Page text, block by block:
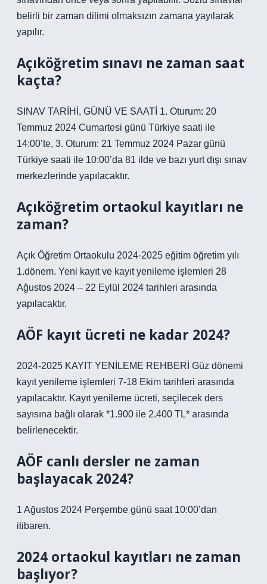
belirli bir zaman dilimi olmaksızın zamana yayılarak
yapılır.
Açıköğretim sınavı ne zaman saat
kaçta?
SINAV TARİHİ, GÜNÜ VE SAATİ 1. Oturum: 20
Temmuz 2024 Cumartesi günü Türkiye saati ile
14:00’te, 3. Oturum: 21 Temmuz 2024 Pazar günü
Türkiye saati ile 10:00’da 81 ilde ve bazı yurt dışı sınav
merkezlerinde yapılacaktır.
Açıköğretim ortaokul kayıtları ne
zaman?
Açık Öğretim Ortaokulu 2024-2025 eğitim öğretim yılı
1.dönem. Yeni kayıt ve kayıt yenileme işlemleri 28
Ağustos 2024 – 22 Eylül 2024 tarihleri ​​arasında
yapılacaktır.
AÖF kayıt ücreti ne kadar 2024?
2024-2025 KAYIT YENİLEME REHBERİ Güz dönemi
kayıt yenileme işlemleri 7-18 Ekim tarihleri ​​arasında
yapılacaktır. Kayıt yenileme ücreti, seçilecek ders
sayısına bağlı olarak *1.900 ile 2.400 TL* arasında
belirlenecektir.
AÖF canlı dersler ne zaman
başlayacak 2024?
1 Ağustos 2024 Perşembe günü saat 10:00’dan
itibaren.
2024 ortaokul kayıtları ne zaman
başlıyor?